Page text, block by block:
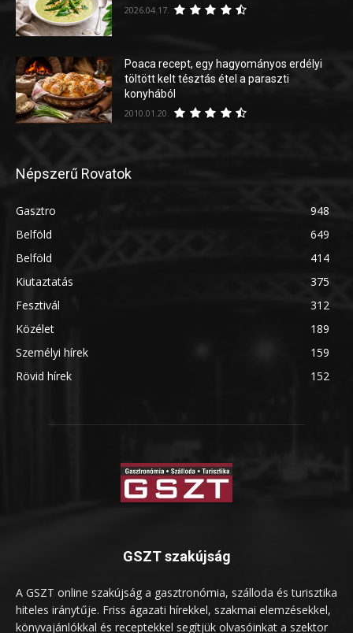
2026.04.17.
Poaca recept, egy hagyományos erdélyi
töltött kelt tésztás étel a paraszti
konyhából
2010.01.20.
Népszerű Rovatok
Gasztro
948
Belföld
649
Belföld
414
Kiutaztatás
375
Fesztivál
312
Közélet
189
Személyi hírek
159
Rövid hírek
152
GSZT szakújság
A GSZT online szakújság a gasztronómia, szálloda és turisztika
hiteles iránytűje. Friss ágazati hírekkel, szakmai elemzésekkel,
könyvajánlókkal és receptekkel segítjük olvasóinkat a szektor